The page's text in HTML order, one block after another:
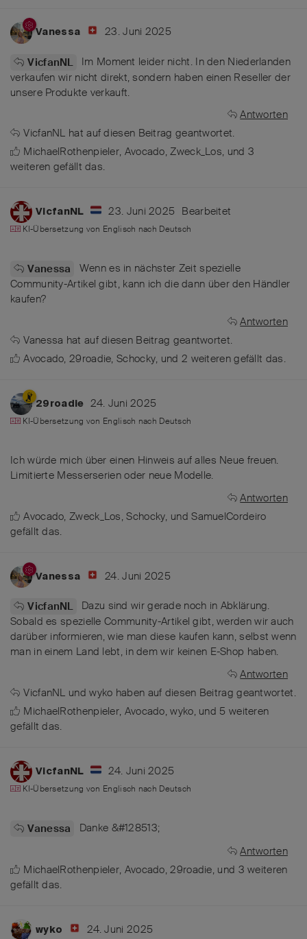
Vanessa 23. Juni 2025
VicfanNL
Im Moment leider nicht. In den Niederlanden
verkaufen wir nicht direkt, sondern haben einen Reseller der
unsere Produkte verkauft.
Antworten
VicfanNL hat auf diesen Beitrag geantwortet.
MichaelRothenpieler, Avocado,Zweck_Los, und 3
weiteren gefällt das.
VicfanNL 23. Juni 2025 Bearbeitet
KI-Übersetzung von Englisch nach Deutsch
Vanessa
Wenn es in nächster Zeit spezielle
Community-Artikel gibt, kann ich die dann über den Händler
kaufen?
Antworten
Vanessa hat auf diesen Beitrag geantwortet.
Avocado,29roadie,Schocky, und 2 weiterengefällt das.
29roadie 24. Juni 2025
KI-Übersetzung von Englisch nach Deutsch
Ich würde mich über einen Hinweis auf alles Neue freuen.
Limitierte Messerserien oder neue Modelle.
Antworten
Avocado,Zweck_Los,Schocky, undSamuelCordeiro
gefällt das.
Vanessa 24. Juni 2025
VicfanNL
Dazu sind wir gerade noch in Abklärung.
Sobald es spezielle Community-Artikel gibt, werden wir auch
darüber informieren, wie man diese kaufen kann, selbst wenn
man in einem Land lebt, in dem wir keinen E-Shop haben.
Antworten
VicfanNL undwyko haben auf diesen Beitrag geantwortet.
MichaelRothenpieler, Avocado,wyko, und 5 weiteren
gefällt das.
VicfanNL 24. Juni 2025
KI-Übersetzung von Englisch nach Deutsch
Vanessa
Danke &#128513;
Antworten
MichaelRothenpieler, Avocado,29roadie, und 3 weiteren
gefällt das.
wyko 24. Juni 2025